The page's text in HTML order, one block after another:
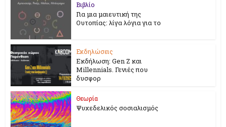
Βιβλίο
Για μια μαιευτική της
Ουτοπίας: λίγα λόγια για το
Εκδηλώσεις
Εκδήλωση: Gen Z και
Millennials. Γενιές που
δυσφορ
Θεωρία
Ψυχεδελικός σοσιαλισμός